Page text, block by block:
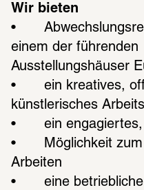
Wir bieten
•	Abwechslungsreiche Aufgaben in
einem der führenden
Ausstellungshäuser
•	ein kreatives, offenes und
künstlerisches
•	ein
•	Möglichkeit zum mobilen
Arbeiten
•	eine betriebliche Altersvorsorge